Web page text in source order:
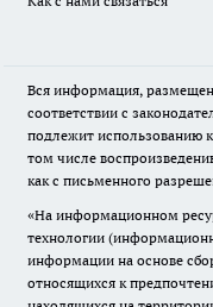
Вся информация,
соответствии с
подлежит использованию
том числе
как с письменного
«На информационном
технологии
информации на основе
относящихся к